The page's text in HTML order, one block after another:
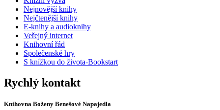
Nejnovější knihy
Nejčtenější knihy
E-knihy a audioknihy
Veřejný internet
Knihovní řád
Společenské hry
S knížkou do života-Bookstart
Rychlý kontakt
Knihovna Boženy Benešové Napajedla